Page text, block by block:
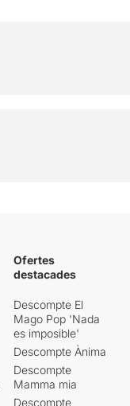
Ofertes
destacades
Descompte El
Mago Pop 'Nada
es imposible'
Descompte Ànima
Descompte
Mamma mia
Descompte